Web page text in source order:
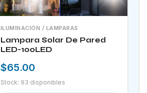
ILUMINACIÓN / LAMPARAS
Lampara Solar De Pared
LED-100LED
$65.00
Stock: 93 disponibles